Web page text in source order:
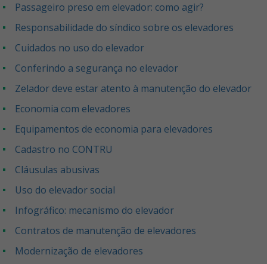
Passageiro preso em elevador: como agir?
Responsabilidade do síndico sobre os elevadores
Cuidados no uso do elevador
Conferindo a segurança no elevador
Zelador deve estar atento à manutenção do elevador
Economia com elevadores
Equipamentos de economia para elevadores
Cadastro no CONTRU
Cláusulas abusivas
Uso do elevador social
Infográfico: mecanismo do elevador
Contratos de manutenção de elevadores
Modernização de elevadores